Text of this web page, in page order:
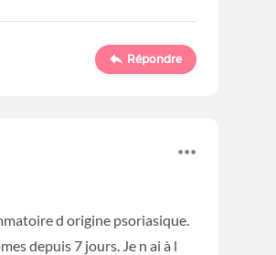
Répondre
d origine psoriasique.
depuis 7 jours. Je n ai à l